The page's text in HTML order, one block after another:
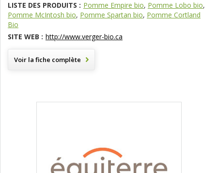
LISTE DES PRODUITS : Pomme Empire bio, Pomme Lobo bio,
Pomme McIntosh bio, Pomme Spartan bio, Pomme Cortland
Bio
SITE WEB : http://www.verger-bio.ca
Voir la fiche complète